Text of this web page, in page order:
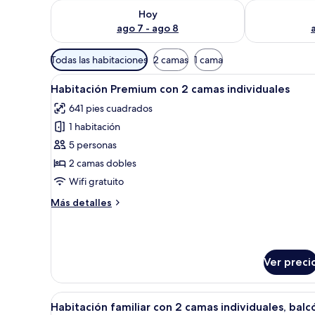
Hoy
ago 7 - ago 8
Consulta la disponibilidad para hoy ago 7 - ago 8
Consulta la
Filtros
disponibles
para
las
habitaciones
Todas las habitaciones 2 camas 1 cama
Abrir
todas
las
fotos
de
Habitación
Premium
2
Una cocina moderna con
6
Habitación Premium con 2 camas individuales
641 pies cuadrados
1 habitación
5 personas
2 camas dobles
Wifi gratuito
Más detalles
Más
2
camas
individuales
Ver
Abrir
Una habitación de hotel
5
Habitación familiar con 2 camas individuales,